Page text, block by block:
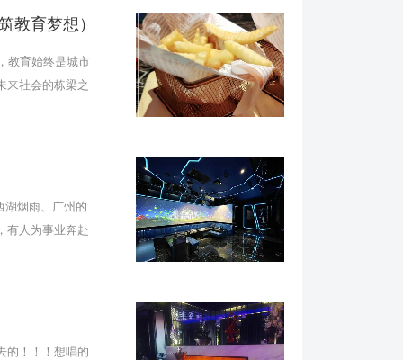
教育梦想）
育始终是城市
来社会的栋梁之
烟雨、广州的
有人为事业奔赴
！！！想唱的